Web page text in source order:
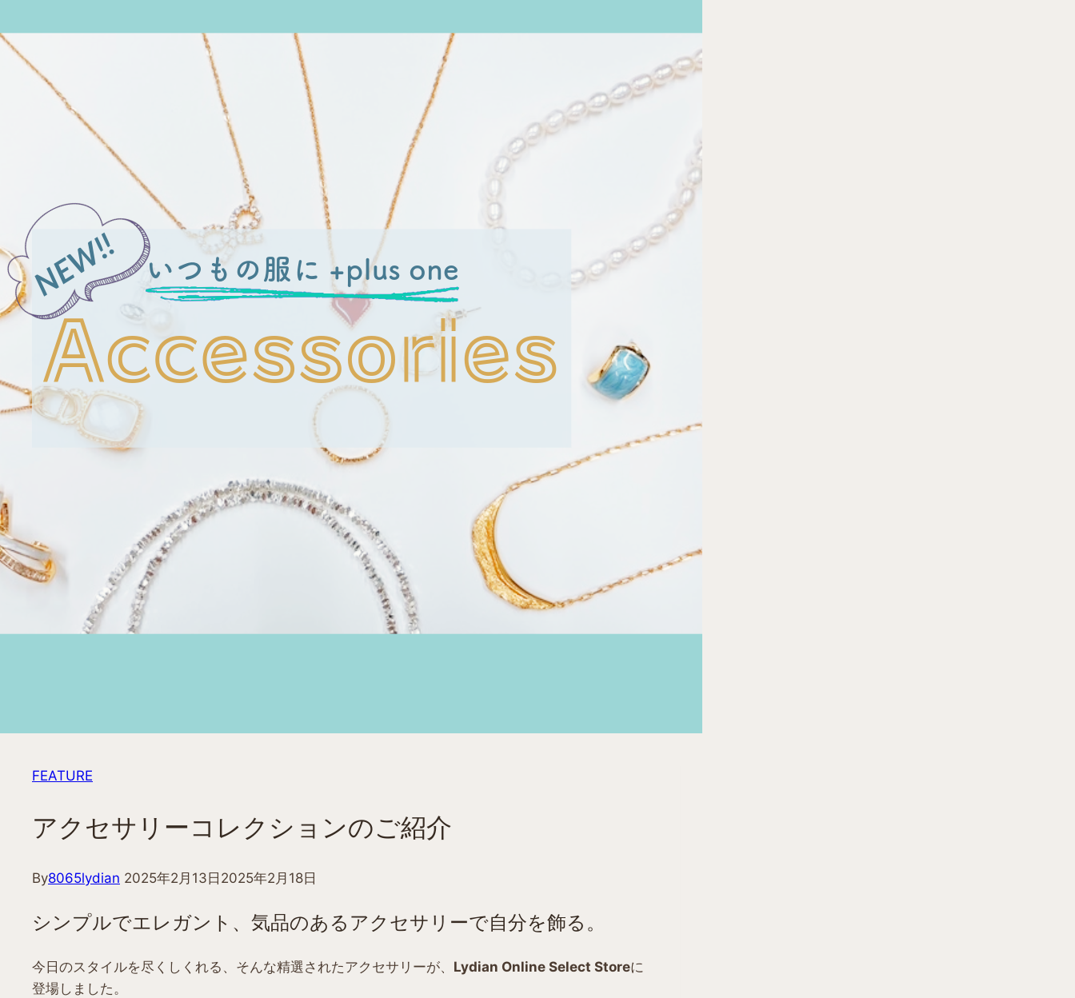
FEATURE
アクセサリーコレクションのご紹介
By8065lydian 2025年2月13日 2025年2月18日
シンプルでエレガント、気品のあるアクセサリーで自分を飾る。
今日のスタイルを尽くしくれる、そんな精選されたアクセサリーが、 Lydian Online Select Storeに
登場しました。